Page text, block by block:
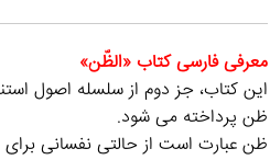
معرفی فارسی کتاب «الظّن»
این کتاب، جز دوم از سلسله اصول
ظن پرداخته می شود.
ظن عبارت است از حالتی نفسانی